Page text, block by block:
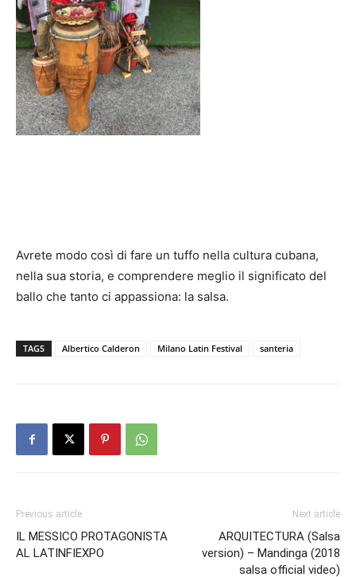
Avrete modo così di fare un tuffo nella cultura cubana,
nella sua storia, e comprendere meglio il significato del
ballo che tanto ci appassiona: la salsa.
TAGS Albertico Calderon Milano Latin Festival santeria
Previous article
IL MESSICO PROTAGONISTA
AL LATINFIEXPO
Next article
ARQUITECTURA (Salsa
version) – Mandinga (2018
salsa official video)